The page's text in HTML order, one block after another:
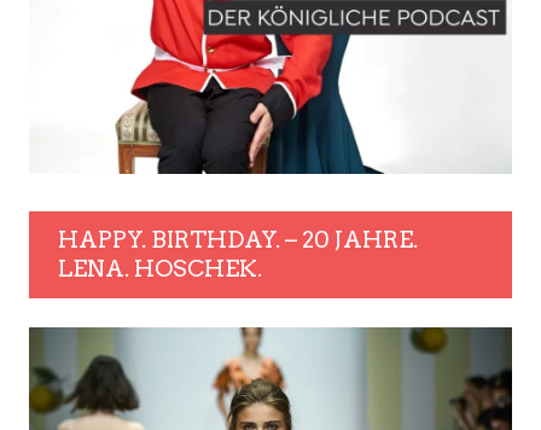
HAPPY. BIRTHDAY. – 20 JAHRE.
LENA. HOSCHEK.